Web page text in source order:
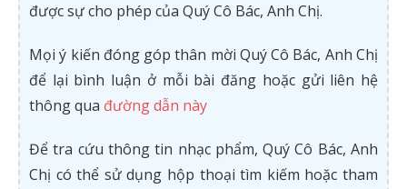
được sự cho phép của Quý Cô Bác, Anh Chị.
Mọi ý kiến đóng góp thân mời Quý Cô Bác, Anh Chị
để lại bình luận ở mỗi bài đăng hoặc gửi liên hệ
thông qua đường dẫn này
Để tra cứu thông tin nhạc phẩm, Quý Cô Bác, Anh
Chị có thể sử dụng hộp thoại tìm kiếm hoặc tham